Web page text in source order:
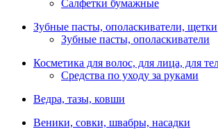
Салфетки бумажные
Зубные пасты, ополаскиватели, щетки
Зубные пасты, ополаскиватели
Косметика для волос, для лица, для
Средства по уходу за руками
Ведра, тазы, ковши
Веники, совки, швабры, насадки